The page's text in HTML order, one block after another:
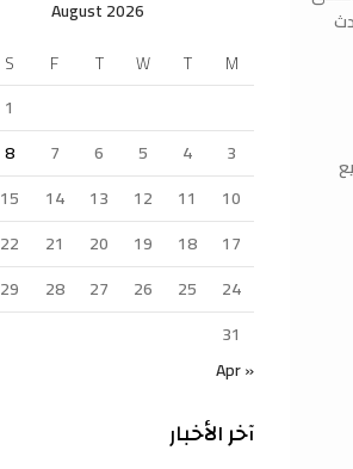
August 2026
M
T
W
T
F
S
1
3
4
5
6
7
8
10
11
12
13
14
15
17
18
19
20
21
22
24
25
26
27
28
29
31
« Apr
آخر الأخبار